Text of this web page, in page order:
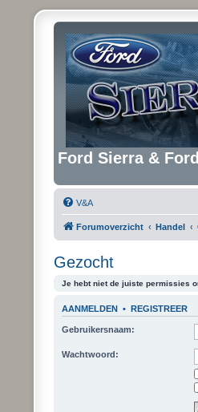
Ford Sierra &
V&A
Forumoverzicht Handel
Gezocht
Je hebt niet de juiste permissies
AANMELDEN •REGISTREER
Gebruikersnaam:
Wachtwoord: